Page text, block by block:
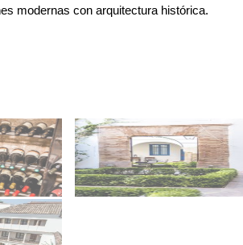
modernas con arquitectura histórica.